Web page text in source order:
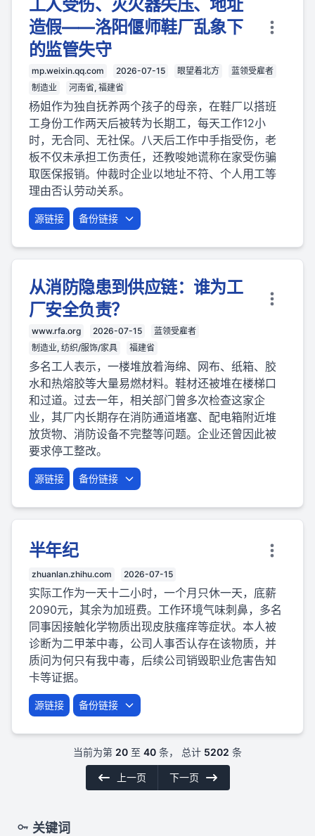
工人受伤、灭火器失压、地址
造假——洛阳偃师鞋厂乱象下
的监管失守
mp.weixin.qq.com 2026-07-15 眼望着北方
蓝领受雇者
制造业
河南省, 福建省
杨姐作为独自抚养两个孩子的母亲，在鞋厂以搭班
工身份工作两天后被转为长期工，每天工作12小
时，无合同、无社保。八天后工作中手指受伤，老
板不仅未承担工伤责任，还教唆她谎称在家受伤骗
取医保报销。仲裁时企业以地址不符、个人用工等
理由否认劳动关系。
源链接 备份链接
从消防隐患到供应链：谁为工
厂安全负责？
www.rfa.org 2026-07-15
蓝领受雇者
制造业, 纺织/服饰/家具
福建省
多名工人表示，一楼堆放着海绵、网布、纸箱、胶
水和热熔胶等大量易燃材料。鞋材还被堆在楼梯口
和过道。过去一年，相关部门曾多次检查这家企
业，其厂内长期存在消防通道堵塞、配电箱附近堆
放货物、消防设备不完整等问题。企业还曾因此被
要求停工整改。
源链接 备份链接
半年纪
zhuanlan.zhihu.com 2026-07-15
实际工作为一天十二小时，一个月只休一天，底薪
2090元，其余为加班费。工作环境气味刺鼻，多名
同事因接触化学物质出现皮肤瘙痒等症状。本人被
诊断为二甲苯中毒，公司人事否认存在该物质，并
质问为何只有我中毒，后续公司销毁职业危害告知
卡等证据。
源链接 备份链接
当前为第 20 至 40 条， 总计 5202 条
上一页 下一页
关键词